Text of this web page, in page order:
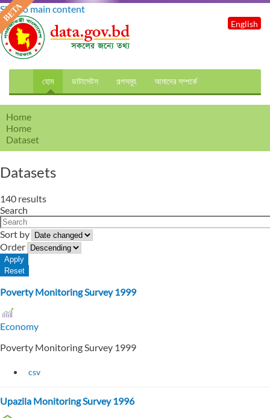
Skip to main content
হোম ডাটাসেটস গল্পসমূহ আমাদের সম্পর্কে
English
Home
Home
Dataset
Datasets
140 results
Search
Sort by
Order
Poverty Monitoring Survey 1999
Economy
Poverty Monitoring Survey 1999
csv
Upazila Monitoring Survey 1996